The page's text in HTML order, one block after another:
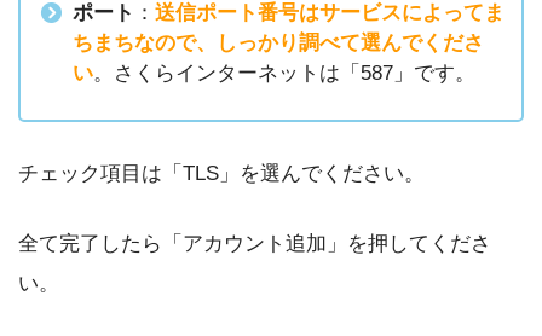
ポート ： 送信ポート番号はサービスによってま
ちまちなので、しっかり調べて選んでくださ
い。さくらインターネットは「587」です。
チェック項目は「TLS」を選んでください。
全て完了したら「アカウント追加」を押してくださ
い。